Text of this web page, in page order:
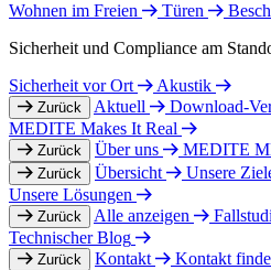
Wohnen im Freien
Türen
Sicherheit und Compliance am
Sicherheit vor Ort
Akustik
Zurück Aktuell Download-
MEDITE Makes It Real
Zurück Über uns MEDITE
Zurück Übersicht Unsere
Unsere Lösungen
Zurück Alle anzeigen
Technischer Blog
Zurück Kontakt Kontakt